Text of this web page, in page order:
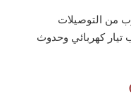
من التوصيلات
تيار كهربائي وحدوث